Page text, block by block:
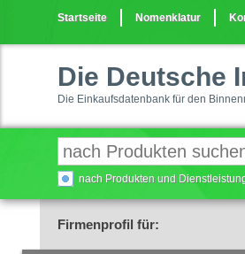
Startseite Nomenklatur
Die Deutsche
Die Einkaufsdatenbank für den
nach Produkten und
Firmenprofil für: